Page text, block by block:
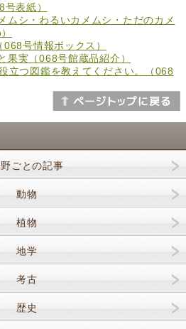
表紙）
ムシ・わるいカメムシ・ただのカメ
号情報ボックス）
果実（068号館蔵品紹介）
立つ図鑑を教えてください。（068
ごとの記事
動物
植物
地学
考古
歴史